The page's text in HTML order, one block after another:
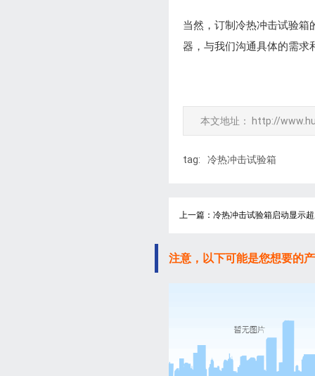
当然，订制冷热冲击试验箱
器，与我们沟通具体的需求
本文地址： http://
tag: 冷热冲击试验箱
上一篇：冷热冲击试验箱启动显示
注意，以下可能是您想要的